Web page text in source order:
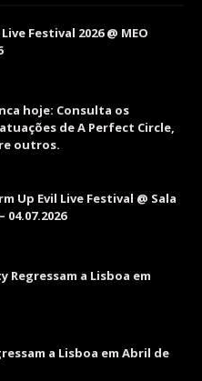
Festival 2026 @ MEO
hoje: Consulta os
de A Perfect Circle,
outros.
Up Evil Live Festival @ Sala
04.07.2026
Regressam a Lisboa em
a Lisboa em Abril de